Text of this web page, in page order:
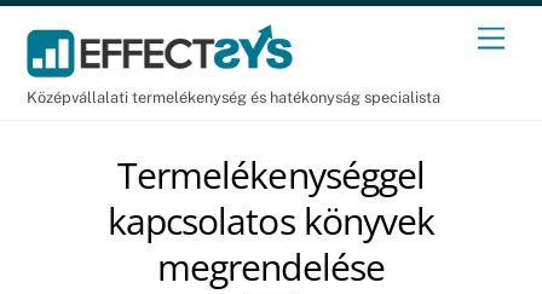
Skip
content
Középvállalati termelékenység és hatékonyság specialista
Termelékenységgel
kapcsolatos könyvek
megrendelése